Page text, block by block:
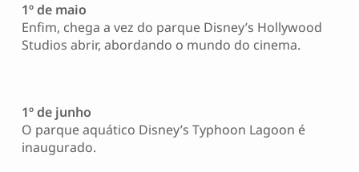
1º de maio
Enfim, chega a vez do parque Disney’s Hollywood
Studios abrir, abordando o mundo do cinema.
1º de junho
O parque aquático Disney’s Typhoon Lagoon é
inaugurado.